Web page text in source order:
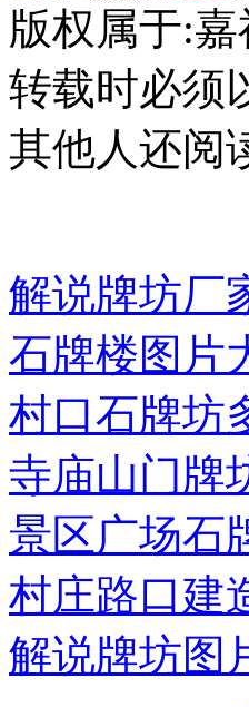
版权属于:
转载时必须
其他人还阅
解说牌坊厂
石牌楼图片
村口石牌坊
寺庙山门牌
景区广场石
村庄路口建
解说牌坊图